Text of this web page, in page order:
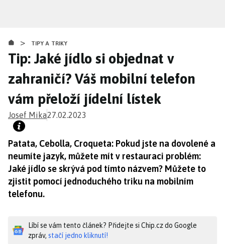
obsahu
> TIPY A TRIKY
Tip: Jaké jídlo si objednat v
zahraničí? Váš mobilní telefon
vám přeloží jídelní lístek
Josef Mika27.02.2023
Patata, Cebolla, Croqueta: Pokud jste na dovolené a
neumíte jazyk, můžete mít v restauraci problém:
Jaké jídlo se skrývá pod tímto názvem? Můžete to
zjistit pomocí jednoduchého triku na mobilním
telefonu.
Líbí se vám tento článek? Přidejte si Chip.cz do Google
zpráv, stačí jedno kliknutí!